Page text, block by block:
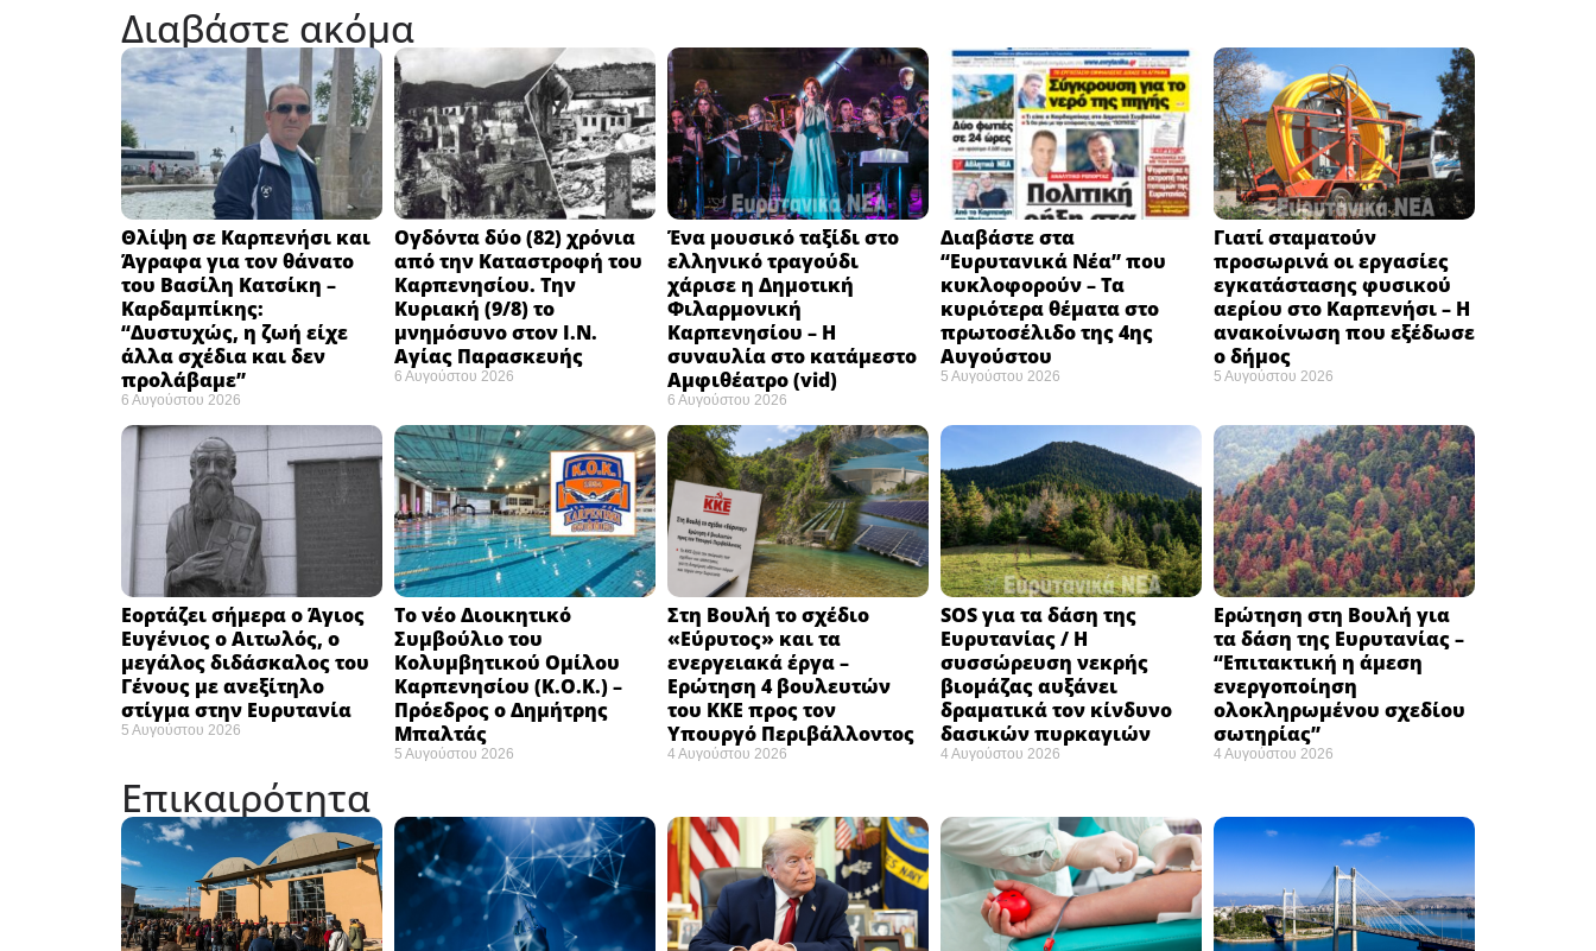
Διαβάστε ακόμα
Θλίψη σε Καρπενήσι και
Άγραφα για τον θάνατο
του Βασίλη Κατσίκη –
Καρδαμπίκης:
“Δυστυχώς, η ζωή είχε
άλλα σχέδια και δεν
προλάβαμε”
6 Αυγούστου 2026
Ογδόντα δύο (82) χρόνια
από την Καταστροφή του
Καρπενησίου. Την
Κυριακή (9/8) το
μνημόσυνο στον Ι.Ν.
Αγίας Παρασκευής
6 Αυγούστου 2026
Ένα μουσικό ταξίδι στο
ελληνικό τραγούδι
χάρισε η Δημοτική
Φιλαρμονική
Καρπενησίου – Η
συναυλία στο κατάμεστο
Αμφιθέατρο (vid)
6 Αυγούστου 2026
Διαβάστε στα
“Ευρυτανικά Νέα” που
κυκλοφορούν – Τα
κυριότερα θέματα στο
πρωτοσέλιδο της 4ης
Αυγούστου
5 Αυγούστου 2026
Γιατί σταματούν
προσωρινά οι εργασίες
εγκατάστασης φυσικού
αερίου στο Καρπενήσι – Η
ανακοίνωση που εξέδωσε
ο δήμος
5 Αυγούστου 2026
Εορτάζει σήμερα ο Άγιος
Ευγένιος ο Αιτωλός, ο
μεγάλος διδάσκαλος του
Γένους με ανεξίτηλο
στίγμα στην Ευρυτανία
5 Αυγούστου 2026
Το νέο Διοικητικό
Συμβούλιο του
Κολυμβητικού Ομίλου
Καρπενησίου (Κ.Ο.Κ.) –
Πρόεδρος ο Δημήτρης
Μπαλτάς
5 Αυγούστου 2026
Στη Βουλή το σχέδιο
«Εύρυτος» και τα
ενεργειακά έργα –
Ερώτηση 4 βουλευτών
του ΚΚΕ προς τον
Υπουργό Περιβάλλοντος
4 Αυγούστου 2026
SOS για τα δάση της
Ευρυτανίας / Η
συσσώρευση νεκρής
βιομάζας αυξάνει
δραματικά τον κίνδυνο
δασικών πυρκαγιών
4 Αυγούστου 2026
Ερώτηση στη Βουλή για
τα δάση της Ευρυτανίας –
“Eπιτακτική η άμεση
ενεργοποίηση
ολοκληρωμένου σχεδίου
σωτηρίας”
4 Αυγούστου 2026
Επικαιρότητα